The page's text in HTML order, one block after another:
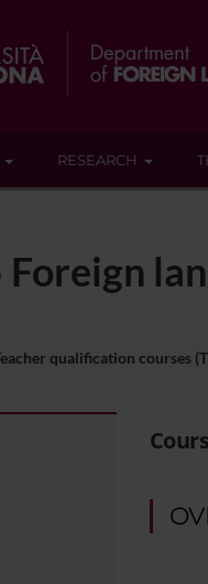
RESEARCH
qualification courses